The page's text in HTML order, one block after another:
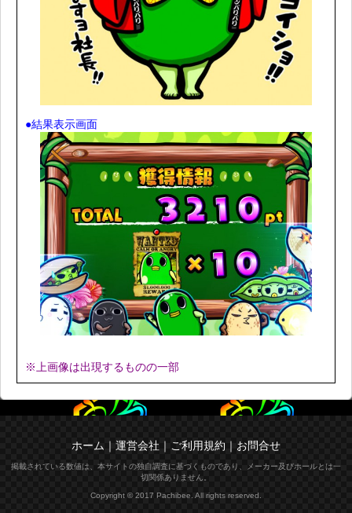
●結果表示画面
※上画像は出現するものの一部
ホーム ｜ 運営会社 ｜ ご利用規約 ｜ お問合せ
掲載されている数値は、本サイトの独自調査に基づくものであり、メーカー及びホールとは一
切関係ありません。
Copyright © 2017 Pachibee. All rights reserved.